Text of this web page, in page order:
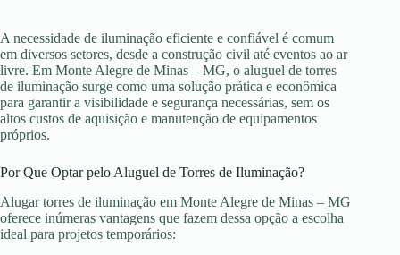
A necessidade de iluminação eficiente e confiável é comum
em diversos setores, desde a construção civil até eventos ao ar
livre. Em Monte Alegre de Minas – MG, o aluguel de torres
de iluminação surge como uma solução prática e econômica
para garantir a visibilidade e segurança necessárias, sem os
altos custos de aquisição e manutenção de equipamentos
próprios.
Por Que Optar pelo Aluguel de Torres de Iluminação?
Alugar torres de iluminação em Monte Alegre de Minas – MG
oferece inúmeras vantagens que fazem dessa opção a escolha
ideal para projetos temporários: